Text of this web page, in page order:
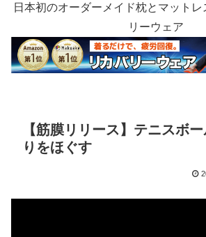
日本初のオーダーメイド枕とマット
リーウェア
【筋膜リリース】テニスボ
りをほぐす